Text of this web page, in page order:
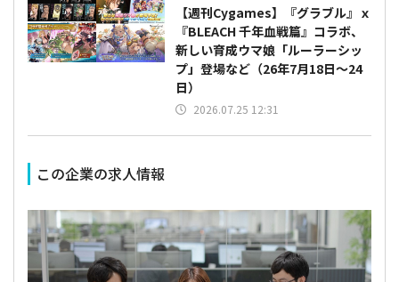
【週刊Cygames】『グラブル』ｘ
『BLEACH 千年血戦篇』コラボ、
新しい育成ウマ娘「ルーラーシッ
プ」登場など（26年7月18日～24
日）
2026.07.25 12:31
この企業の求人情報